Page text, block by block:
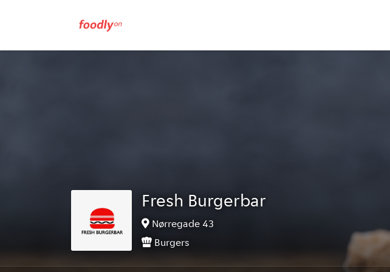
Fresh Burgerbar
Nørregade 43
Burgers